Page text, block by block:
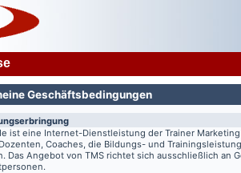
Geschäftsbedingungen
ist eine Internet-Dienstleistung der Trainer
Coaches, die Bildungs- und
Das Angebot von TMS richtet sich ausschließlich an